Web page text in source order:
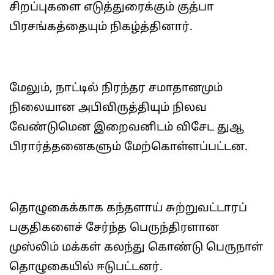
சிறப்புகளை எடுத்துரைக்கும் குத்பா
பிரசங்கத்தையும் நிகழ்த்தினார்.
மேலும், நாட்டில் நிரந்தர சமாதானமும்
நிலையான அபிவிருத்தியும் நிலவ
வேண்டுமென இறைவனிடம் விசேட துஆ
பிரார்த்தனைகளும் மேற்கொள்ளப்பட்டன.
தொழுகைக்காக கந்தளாய் சுற்றுவட்டாரப்
பகுதிகளைச் சேர்ந்த பெருந்திரளான
முஸ்லிம் மக்கள் கலந்து கொண்டு பெருநாள்
தொழுகையில் ஈடுபட்டனர்.